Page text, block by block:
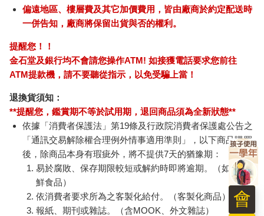
偏遠地區、樓層費及其它加價費用，皆由廠商於約定配送時
一併告知，廠商將保留出貨與否的權利。
提醒您！！
金石堂及銀行均不會請您操作ATM! 如接獲電話要求您前往
ATM提款機，請不要聽從指示，以免受騙上當！
退換貨須知：
**提醒您，鑑賞期不等於試用期，退回商品須為全新狀態**
依據「消費者保護法」第19條及行政院消費者保護處公告之
「通訊交易解除權合理例外情事適用準則」，以下商品購買
後，除商品本身有瑕疵外，將不提供7天的猶豫期：
易於腐敗、保存期限較短或解約時即將逾期。（如：生
鮮食品）
依消費者要求所為之客製化給付。（客製化商品）
報紙、期刊或雜誌。（含MOOK、外文雜誌）
會